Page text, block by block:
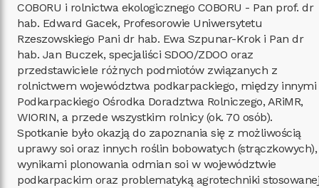
COBORU i rolnictwa ekologicznego COBORU - Pan prof. dr
hab. Edward Gacek, Profesorowie Uniwersytetu
Rzeszowskiego Pani dr hab. Ewa Szpunar-Krok i Pan dr
hab. Jan Buczek, specjaliści SDOO/ZDOO oraz
przedstawiciele różnych podmiotów związanych z
rolnictwem województwa podkarpackiego, między innymi
Podkarpackiego Ośrodka Doradztwa Rolniczego, ARiMR,
WIORIN, a przede wszystkim rolnicy (ok. 70 osób).
Spotkanie było okazją do zapoznania się z możliwością
uprawy soi oraz innych roślin bobowatych (strączkowych),
wynikami plonowania odmian soi w województwie
podkarpackim oraz problematyką agrotechniki stosowanej